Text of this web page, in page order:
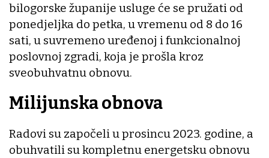
bilogorske županije usluge će se pružati od
ponedjeljka do petka, u vremenu od 8 do 16
sati, u suvremeno uređenoj i funkcionalnoj
poslovnoj zgradi, koja je prošla kroz
sveobuhvatnu obnovu.
Milijunska obnova
Radovi su započeli u prosincu 2023. godine, a
obuhvatili su kompletnu energetsku obnovu